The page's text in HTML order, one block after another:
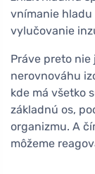
vnímanie
vylučovanie
Práve preto
nerovnováhu
kde má všetko
základnú os,
organizmu. A
môžeme